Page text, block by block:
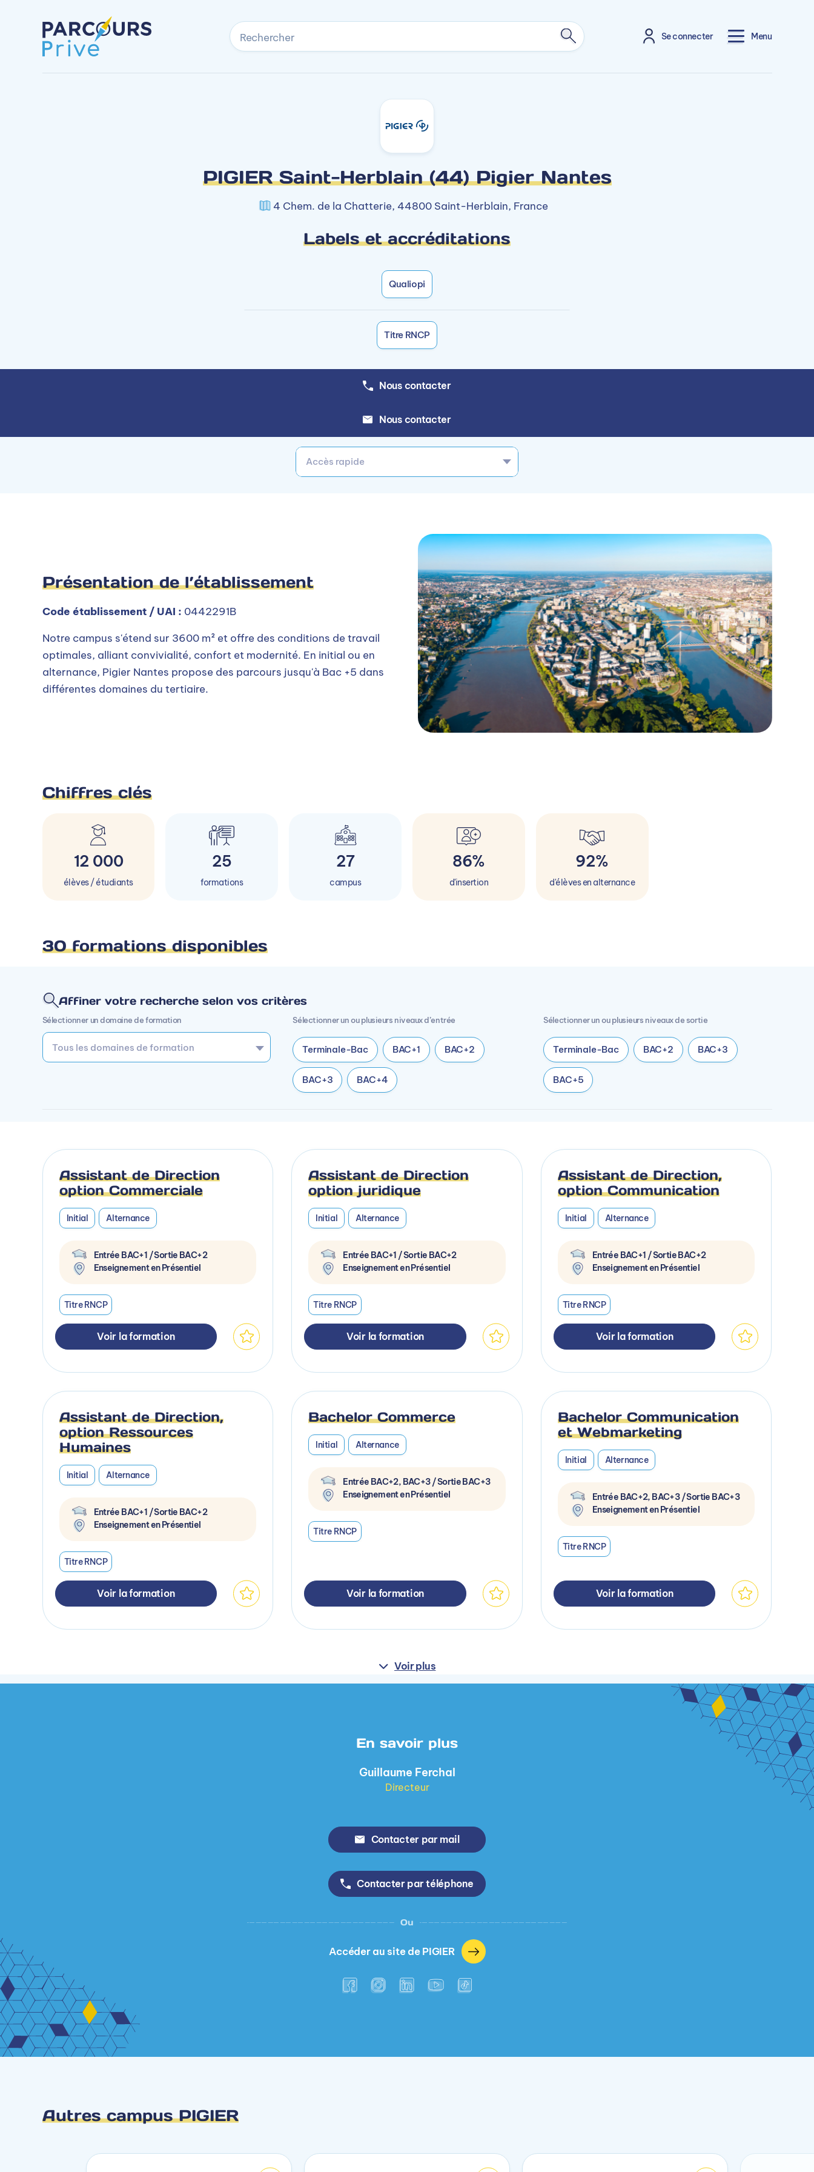
Rechercher Se connecter Menu
PIGIER Saint-Herblain (44) Pigier Nantes
4 Chem. de la Chatterie, 44800 Saint-Herblain, France
Labels et accréditations
Qualiopi
Titre RNCP
Nous contacter
Nous contacter
Accès rapide
Présentation de l’établissement
Code établissement / UAI : 0442291B
Notre campus s'étend sur 3600 m² et offre des conditions de travail
optimales, alliant convivialité, confort et modernité. En initial ou en
alternance, Pigier Nantes propose des parcours jusqu'à Bac +5 dans
différentes domaines du tertiaire.
Chiffres clés
12 000
élèves / étudiants
25
formations
27
campus
86%
d'insertion
92%
d'élèves en alternance
30 formations disponibles
Affiner votre recherche selon vos critères
Sélectionner un domaine de formation Sélectionner un ou plusieurs niveaux d’entrée
Terminale-Bac BAC+1 BAC+2
BAC+3 BAC+4
Sélectionner un ou plusieurs niveaux de sortie
Terminale-Bac BAC+2 BAC+3
BAC+5
Assistant de Direction
option Commerciale
Initial Alternance
Entrée BAC+1 / Sortie BAC+2
Enseignement en Présentiel
Titre RNCP
Voir la formation
Assistant de Direction
option juridique
Initial Alternance
Entrée BAC+1 / Sortie BAC+2
Enseignement en Présentiel
Titre RNCP
Voir la formation
Assistant de Direction,
option Communication
Initial Alternance
Entrée BAC+1 / Sortie BAC+2
Enseignement en Présentiel
Titre RNCP
Voir la formation
Assistant de Direction,
option Ressources
Humaines
Initial Alternance
Entrée BAC+1 / Sortie BAC+2
Enseignement en Présentiel
Titre RNCP
Voir la formation
Bachelor Commerce
Initial Alternance
Entrée BAC+2, BAC+3 / Sortie BAC+3
Enseignement en Présentiel
Titre RNCP
Voir la formation
Bachelor Communication
et Webmarketing
Initial Alternance
Entrée BAC+2, BAC+3 / Sortie BAC+3
Enseignement en Présentiel
Titre RNCP
Voir la formation
Voir plus
En savoir plus
Guillaume Ferchal
Directeur
Contacter par mail
Contacter par téléphone
Ou
Accéder au site de PIGIER
Autres campus PIGIER